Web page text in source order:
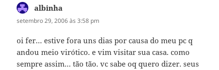
albinha
setembro 29, 2006 às 3:58 pm
oi fer… estive fora uns dias por causa do meu pc q
andou meio virótico. e vim visitar sua casa. como
sempre assim… tão tão. vc sabe oq quero dizer. seus